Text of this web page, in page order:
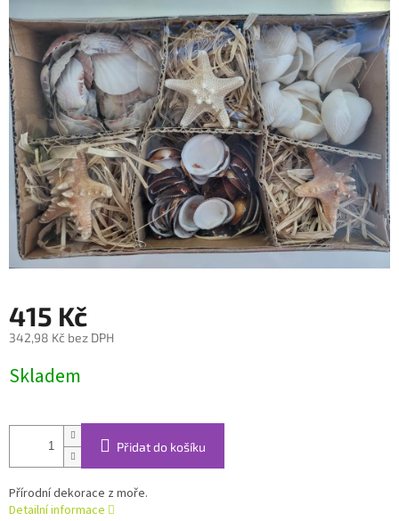
z
5
hvězdiček.
415 Kč
342,98 Kč bez DPH
cena:
Skladem
Přidat do košíku
Přírodní dekorace z moře.
Detailní informace